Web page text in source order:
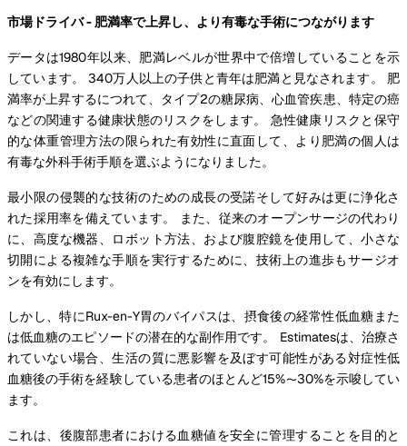
市場ドライバ - 肥満率で上昇し、より有毒な手術につながります
データは1980年以来、肥満レベルが世界中で倍増していることを示
しています。 340万人以上の子供と青年は肥満と見なされます。 肥
満率が上昇するにつれて、タイプ2の糖尿病、心血管疾患、特定の癌
などの関連する健康状態のリスクをします。 急性健康リスクと保守
的な体重管理方法の限られた有効性に直面して、より肥満の個人は
有毒な外科手術手順を選ぶようになりました。
最小限の侵襲的な技術のための成長の受諾そして好みは更に浄化さ
れた採用率を備えています。 また、従来のオープンサージの代わり
に、高度な機器、ロボット方法、および腹腔鏡を使用して、小さな
切開による複雑な手順を実行するために、技術上の進歩もサージオ
ンを有効にします。
しかし、特にRux-en-Y胃のバイパスは、摂食後の経常性低血糖また
は低血糖のエピソードの潜在的な副作用です。 Estimatesは、治療さ
れていない場合、生活の質に悪影響を及ぼす可能性がある対症性低
血糖後の手術を経験している患者のほとんど15%〜30%を示唆してい
ます。
これは、後腹部患者における血糖値を安全に管理することを目的と